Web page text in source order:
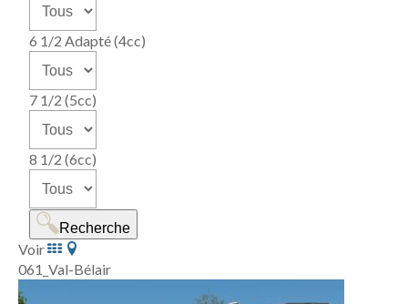
6 1/2 Adapté (4cc)
7 1/2 (5cc)
8 1/2 (6cc)
Recherche
Voir
061_Val-Bélair